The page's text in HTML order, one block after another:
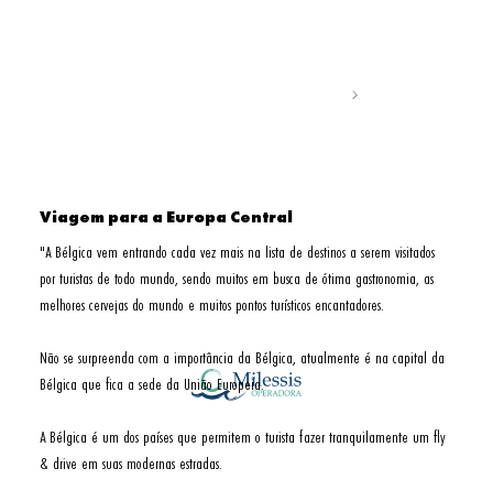
Viagem para a Europa Central
"A Bélgica vem entrando cada vez mais na lista de destinos a serem visitados
por turistas de todo mundo, sendo muitos em busca de ótima gastronomia, as
melhores cervejas do mundo e muitos pontos turísticos encantadores.
Não se surpreenda com a importância da Bélgica, atualmente é na capital da
Bélgica que fica a sede da União Europeia.
A Bélgica é um dos países que permitem o turista fazer tranquilamente um fly
& drive em suas modernas estradas.